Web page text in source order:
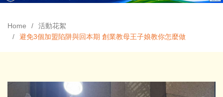
Home
活動花絮
避免3個加盟陷阱與回本期 創業教母王子娘教你怎麼做